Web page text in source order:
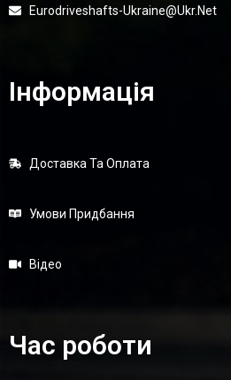
Eurodriveshafts-Ukraine@ukr.net
Інформація
Доставка Та Оплата
Умови Придбання
Відео
Час роботи